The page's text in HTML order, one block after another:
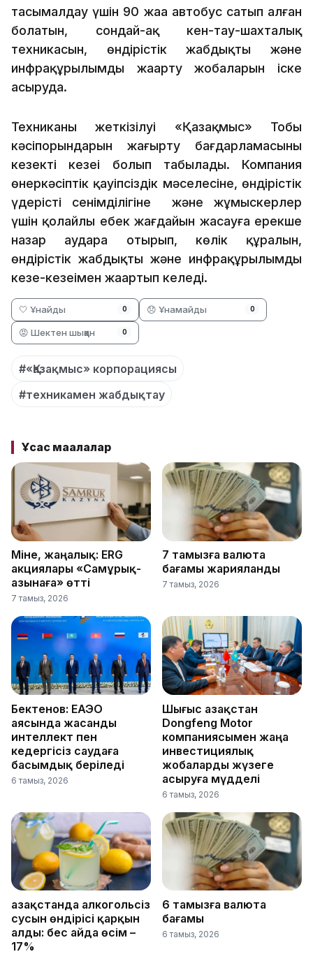
тасымалдау үшін 90 жаңа автобус сатып алған
болатын, сондай-ақ кен-тау-шахталық
техникасын, өндірістік жабдықты және
инфрақұрылымды жаңарту жобаларын іске
асыруда.
Техниканың жеткізілуі «Қазақмыс» Тобы
кәсіпорындарын жаңғырту бағдарламасының
кезекті кезеңі болып табылады. Компания
өнеркәсіптік қауіпсіздік мәселесіне, өндірістік
үдерістің сенімділігіне және жұмыскерлер
үшін қолайлы еңбек жағдайын жасауға ерекше
назар аудара отырып, көлік құралын,
өндірістік жабдықты және инфрақұрылымды
кезең-кезеңімен жаңартып келеді.
🤍 Ұнайды 0 😞 Ұнамайды 0
😡 Шектен шыққан 0
#«Қазақмыс» корпорациясы
#техникамен жабдықтау
Ұқсас мақалалар
Міне, жаңалық: ERG
акциялары «Самұрық-
Қазынаға» өтті
7 тамыз, 2026
7 тамызға валюта
бағамы жарияланды
7 тамыз, 2026
Бектенов: ЕАЭО
аясында жасанды
интеллект пен
кедергісіз саудаға
басымдық беріледі
6 тамыз, 2026
Шығыс Қазақстан
Dongfeng Motor
компаниясымен жаңа
инвестициялық
жобаларды жүзеге
асыруға мүдделі
6 тамыз, 2026
Қазақстанда алкогольсіз
сусын өндірісі қарқын
алды: бес айда өсім –
17%
6 тамызға валюта
бағамы
6 тамыз, 2026